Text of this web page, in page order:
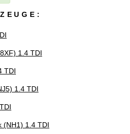
1.4 TDI
TDI
1.4 TDI
(NH1) 1.4 TDI